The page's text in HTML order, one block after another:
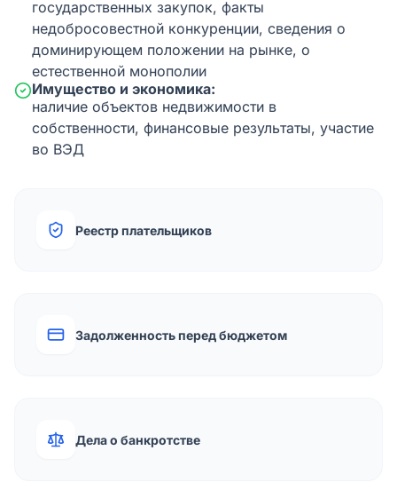
государственных закупок, факты
недобросовестной конкуренции, сведения о
доминирующем положении на рынке, о
естественной монополии
Имущество и экономика:
наличие объектов недвижимости в
собственности, финансовые результаты, участие
во ВЭД
Реестр плательщиков
Задолженность перед бюджетом
Дела о банкротстве